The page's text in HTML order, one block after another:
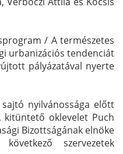
/ A természetes
urbanizációs tendenciát
pályázatával nyerte
nyilvánossága előtt
oklevelet Puch
Bizottságának elnöke
szervezetek